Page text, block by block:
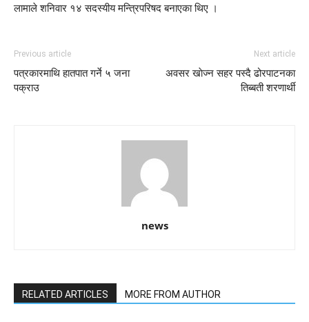
लामाले शनिवार १४ सदस्यीय मन्त्रिपरिषद बनाएका थिए ।
Previous article
पत्रकारमाथि हातपात गर्ने ५ जना
पक्राउ
Next article
अवसर खाेज्न सहर पस्दै ढोरपाटनका
तिब्बती शरणार्थी
news
RELATED ARTICLES MORE FROM AUTHOR